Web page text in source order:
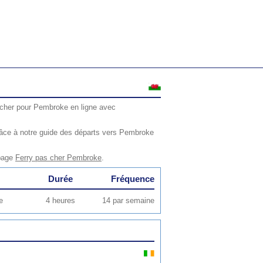
pour Pembroke en ligne avec
à notre guide des départs vers Pembroke
Ferry pas cher Pembroke.
Durée Fréquence
4 heures 14 par semaine